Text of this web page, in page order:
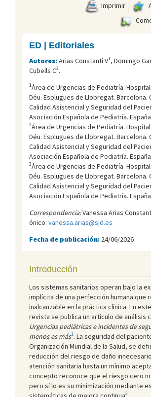
Imprimir
ED | Editoriales
Autores:Arias Constantí V1, Domingo
Cubells C3.
1Área de Urgencias de Pediatría.
Déu. Esplugues de Llobregat. Barcelona.
Calidad Asistencial y Seguridad del
Asociación Española de Pediatría.
2Área de Urgencias de Pediatría.
Déu. Esplugues de Llobregat. Barcelona.
Calidad Asistencial y Seguridad del
Asociación Española de Pediatría.
3Área de Urgencias de Pediatría.
Déu. Esplugues de Llobregat. Barcelona.
Calidad Asistencial y Seguridad del
Asociación Española de Pediatría.
Correspondencia:Vanessa Arias
ónico: vanessa.arias@sjd.es
Fecha de publicación: 24/06/2026
Introducción
Los sistemas sanitarios operan bajo la
implícita de una perfección humana que
inalcanzable en la práctica clínica. En
revista se publica un artículo de análisis
Urgencias pediátricas e incidentes de
menos es más1. La seguridad del
Organización Mundial de la Salud, se
reducción del riesgo de daño
atención sanitaria hasta un mínimo
concepto reconoce que el riesgo cero
pero sí lo es su minimización mediante
2